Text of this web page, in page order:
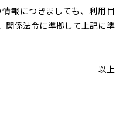
報につきましても、利用目
関係法令に準拠して上記に準
以上